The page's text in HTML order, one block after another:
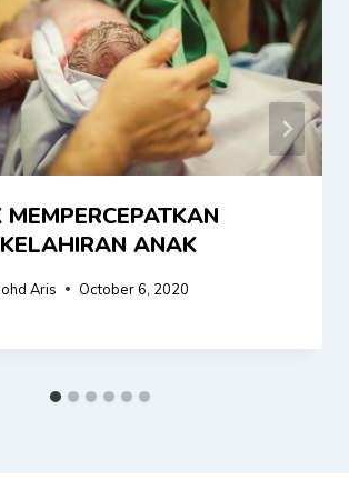
ANAK
Aris October 6, 2020